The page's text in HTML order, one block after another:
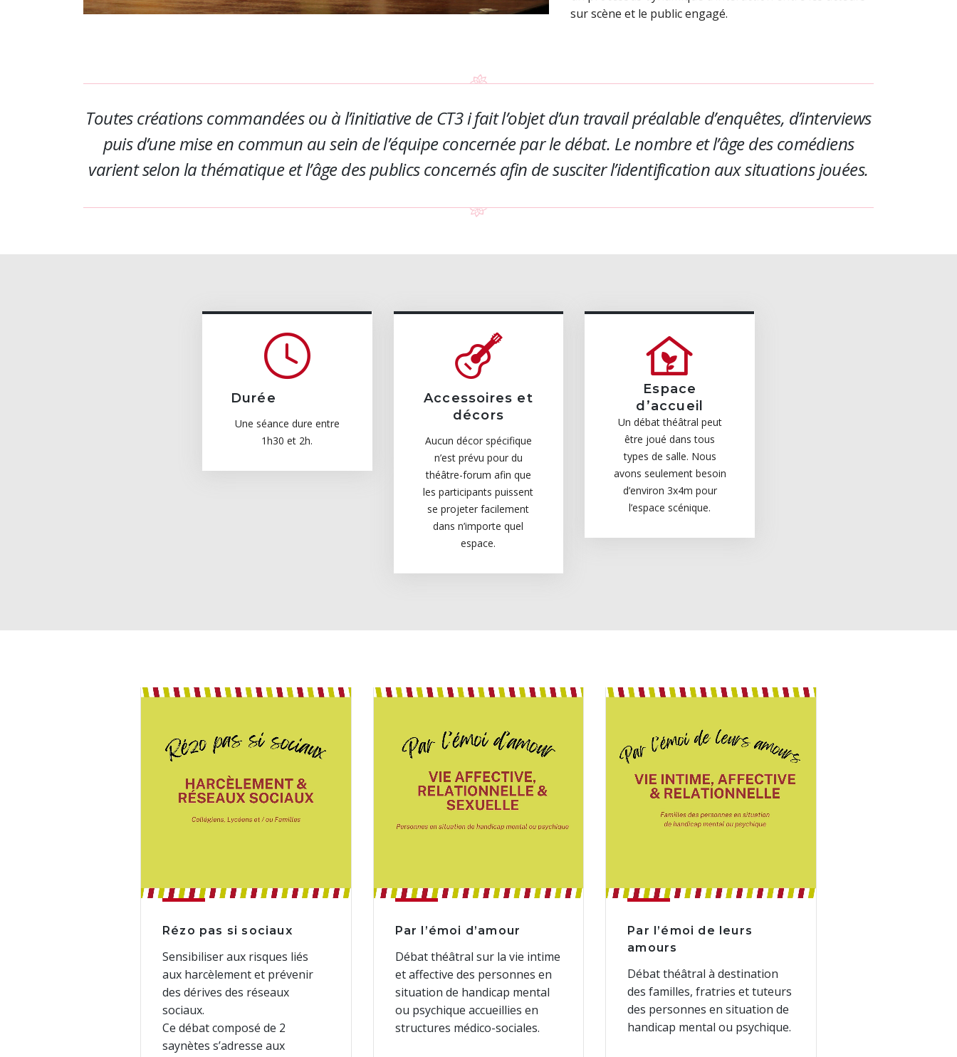
sur scène et le public engagé.
Toutes créations commandées ou à l’initiative de CT3 i fait l’objet d’un travail préalable d’enquêtes, d’interviews
puis d’une mise en commun au sein de l’équipe concernée par le débat. Le nombre et l’âge des comédiens
varient selon la thématique et l’âge des publics concernés afin de susciter l’identification aux situations jouées.
Durée
Une séance dure entre
1h30 et 2h.
Accessoires et
décors
Aucun décor spécifique
n’est prévu pour du
théâtre-forum afin que
les participants puissent
se projeter facilement
dans n’importe quel
espace.
Espace
d’accueil
Un débat théâtral peut
être joué dans tous
types de salle. Nous
avons seulement besoin
d’environ 3x4m pour
l’espace scénique.
Rézo pas si sociaux
Sensibiliser aux risques liés
aux harcèlement et prévenir
des dérives des réseaux
sociaux.
Ce débat composé de 2
saynètes s’adresse aux
Par l’émoi d’amour
Débat théâtral sur la vie intime
et affective des personnes en
situation de handicap mental
ou psychique accueillies en
structures médico-sociales.
Par l’émoi de leurs
amours
Débat théâtral à destination
des familles, fratries et tuteurs
des personnes en situation de
handicap mental ou psychique.